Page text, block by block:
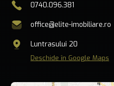
0740.096.381
office@elite-imobiliare.ro
Luntrasului 20
Deschide în Google Maps